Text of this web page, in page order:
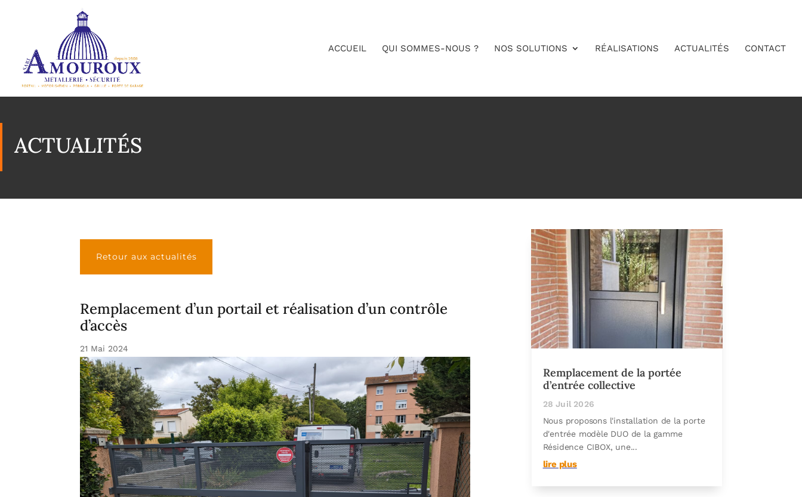
ACCUEIL QUI SOMMES-NOUS ? NOS SOLUTIONS RÉALISATIONS ACTUALITÉS CONTACT
ACTUALITÉS
Retour aux actualités
Remplacement d’un portail et réalisation d’un contrôle
d’accès
21 Mai 2024
Remplacement de la portée
d’entrée collective
28 Juil 2026
Nous proposons l'installation de la porte
d'entrée modèle DUO de la gamme
Résidence CIBOX, une...
lire plus